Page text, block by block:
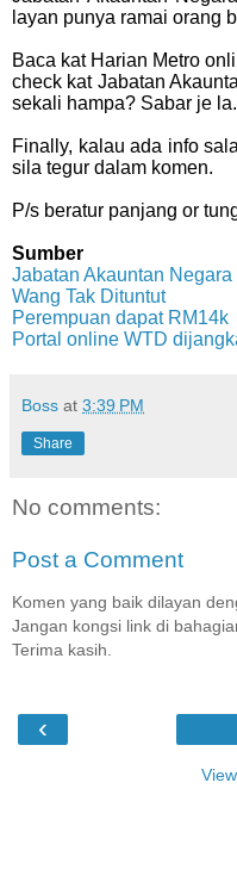
layan punya ramai orang
Baca kat Harian Metro
check kat Jabatan
sekali hampa? Sabar je la.
Finally, kalau ada info
sila tegur dalam komen.
P/s beratur panjang or
Sumber
Jabatan Akauntan Negara
Wang Tak Dituntut
Perempuan dapat RM14k
Portal online WTD
Boss at 3:39 PM
Share
No comments:
Post a Comment
Komen yang baik dilayan
Jangan kongsi link di
Terima kasih.
‹